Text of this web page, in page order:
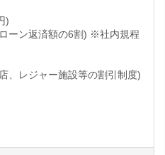
)
ーン返済額の6割) ※社内規程
、レジャー施設等の割引制度)